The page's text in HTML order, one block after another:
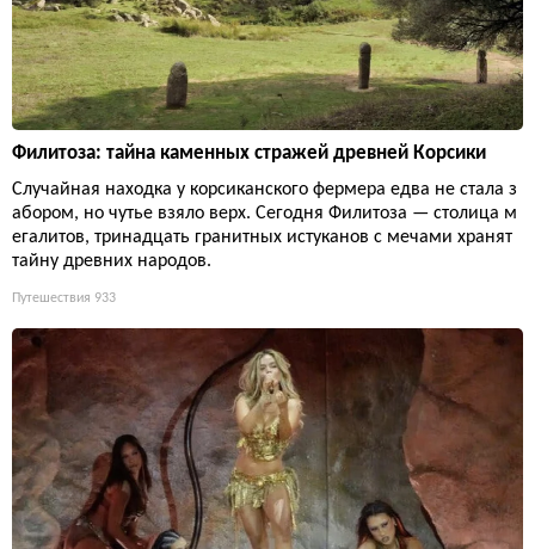
Филитоза: тайна каменных стражей древней Корсики
Случайная находка у корсиканского фермера едва не стала з
абором, но чутье взяло верх. Сегодня Филитоза — столица м
егалитов, тринадцать гранитных истуканов с мечами хранят
тайну древних народов.
Путешествия 933